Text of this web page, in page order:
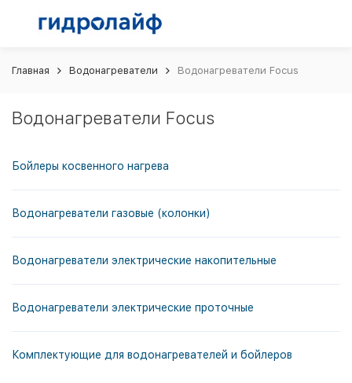
Главная Водонагреватели Водонагреватели Focus
Водонагреватели Focus
Бойлеры косвенного нагрева
Водонагреватели газовые (колонки)
Водонагреватели электрические накопительные
Водонагреватели электрические проточные
Комплектующие для водонагревателей и бойлеров